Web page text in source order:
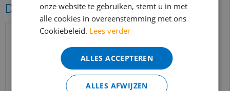
Dit vind je misschien ook mooi!
bereikbaar.
Bestelling worden uiteraard verwerkt
echter iets minder snel dan wat je van ons
gewend bent.
Voor vragen kan je ons bereiken via
info@merkvloerenwinkel.nl
onze website te gebruiken, stemt u in met
alle cookies in overeenstemming met ons
Cookiebeleid. Lees verder
ALLES ACCEPTEREN
ALLES AFWIJZEN